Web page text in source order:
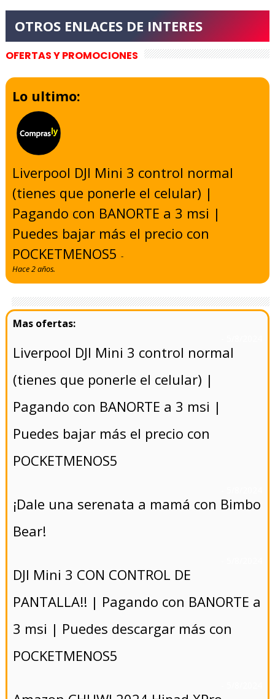
OFERTAS Y PROMOCIONES
Lo ultimo:
Liverpool DJI Mini 3 control normal
(tienes que ponerle el celular) |
Pagando con BANORTE a 3 msi |
Puedes bajar más el precio con
POCKETMENOS5-
Hace 2 años.
Liverpool DJI Mini 3 control normal
(tienes que ponerle el celular) |
Pagando con BANORTE a 3 msi |
Puedes bajar más el precio con
POCKETMENOS5
¡Dale una serenata a mamá con Bimbo
Bear!
DJI Mini 3 CON CONTROL DE
PANTALLA!! | Pagando con BANORTE a
3 msi | Puedes descargar más con
POCKETMENOS5